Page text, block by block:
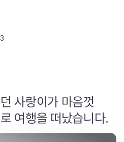
사랑이가 마음껏
여행을 떠났습니다.